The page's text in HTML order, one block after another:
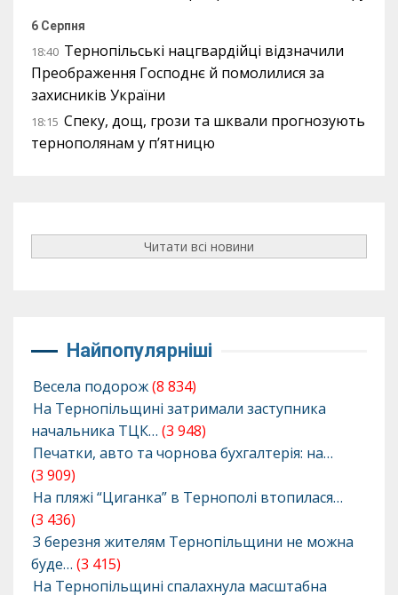
6 Серпня
18:40 Тернопільські нацгвардійці відзначили
Преображення Господнє й помолилися за
захисників України
18:15 Спеку, дощ, грози та шквали прогнозують
тернополянам у п’ятницю
Читати всі новини
Найпопулярніші
Весела подорож(8 834)
На Тернопільщині затримали заступника
начальника ТЦК… (3 948)
Печатки, авто та чорнова бухгалтерія: на…
(3 909)
На пляжі “Циганка” в Тернополі втопилася…
(3 436)
З березня жителям Тернопільщини не можна
буде… (3 415)
На Тернопільщині спалахнула масштабна